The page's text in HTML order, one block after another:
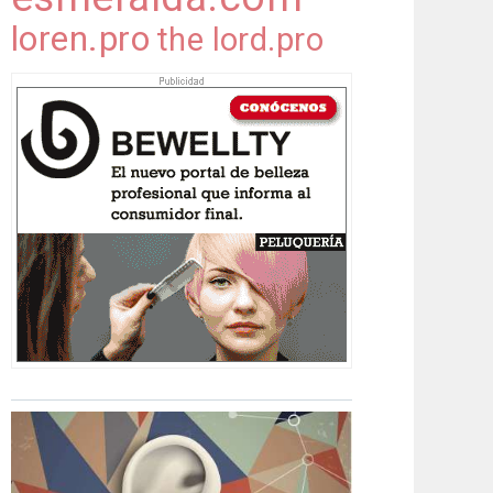
loren.pro the lord.pro